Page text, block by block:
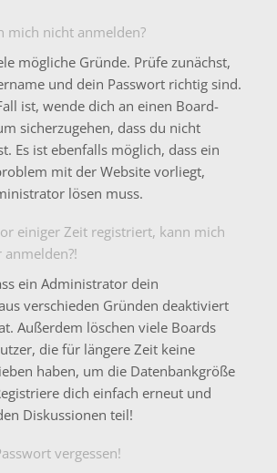
mich nicht anmelden?
mögliche Gründe. Prüfe zunächst,
und dein Passwort richtig sind.
ist, wende dich an einen Board-
sicherzugehen, dass du nicht
Es ist ebenfalls möglich, dass ein
mit der Website vorliegt,
lösen muss.
einiger Zeit registriert, kann mich
ein Administrator dein
verschieden Gründen deaktiviert
Außerdem löschen viele Boards
die für längere Zeit keine
haben, um die Datenbankgröße
dich einfach erneut und
Diskussionen teil!
vergessen!